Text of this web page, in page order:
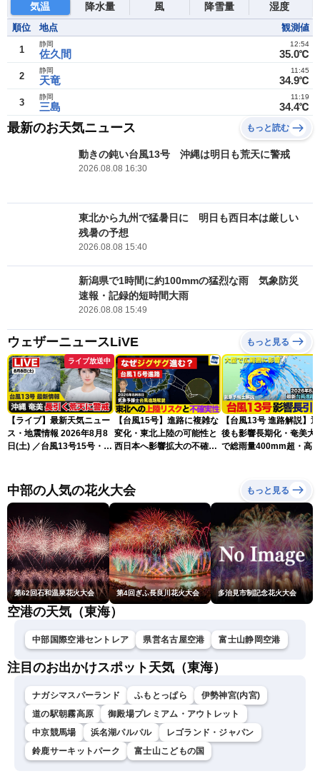
気温 降水量 風 降雪量 湿度
順位 地点 観測値
1 佐久間
静岡
35.0℃
12:54
2 天竜
静岡
34.9℃
11:45
3 三島
静岡
34.4℃
11:19
最新のお天気ニュース もっと読む
動きの鈍い台風13号 沖縄は明日も荒天に警戒
2026.08.08 16:30
東北から九州で猛暑日に 明日も西日本は厳しい
残暑の予想
2026.08.08 15:40
新潟県で1時間に約100mmの猛烈な雨 気象防災
速報・記録的短時間大雨
2026.08.08 15:49
ウェザーニュースLiVE もっと見る
ライブ放送中
【ライブ】最新天気ニュー
ス・地震情報 2026年8月8
日(土) ／台風13号15号・ゲ
ニュースLiVEイブニング・
小川千奈／芳野達郎〉
【台風15号】進路に複雑な
変化・東北上陸の可能性と
西日本へ影響拡大の不確実
【台風13号 進路解説】
後も影響長期化・奄美大
で総雨量400mm超・高波
中部の人気の花火大会 もっと見る
第62回石和温泉花火大会 第4回ぎふ長良川花火大会 多治見市制記念花火大会
空港の天気（東海）
中部国際空港セントレア 県営名古屋空港 富士山静岡空港
注目のお出かけスポット天気（東海）
ナガシマスパーランド ふもとっぱら
伊勢神宮(内宮)
道の駅朝霧高原
御殿場プレミアム・アウトレット
中京競馬場
浜名湖パルパル
レゴランド・ジャパン
鈴鹿サーキットパーク
富士山こどもの国